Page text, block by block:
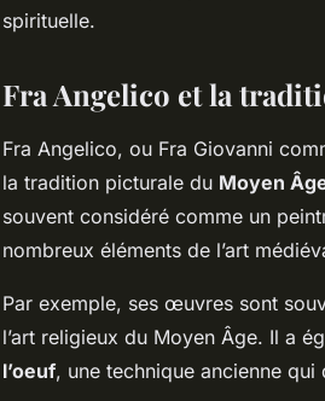
spirituelle.
Fra Angelico et la
Fra Angelico, ou Fra Giovanni
la tradition picturale du Moyen
souvent considéré comme un
nombreux éléments de l’art
Par exemple, ses œuvres sont
l’art religieux du Moyen Âge. Il a
l’oeuf, une technique ancienne